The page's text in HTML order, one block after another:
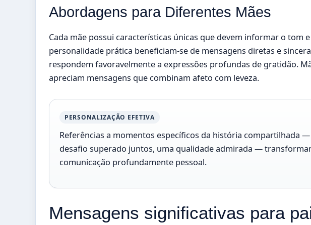
Abordagens para Diferentes Mães
Cada mãe possui características únicas que devem informar o tom
personalidade prática beneficiam-se de mensagens diretas e
respondem favoravelmente a expressões profundas de gratidão.
apreciam mensagens que combinam afeto com leveza.
PERSONALIZAÇÃO EFETIVA
Referências a momentos específicos da história compartilhada
desafio superado juntos, uma qualidade admirada —
comunicação profundamente pessoal.
Mensagens significativas para